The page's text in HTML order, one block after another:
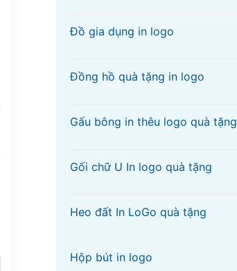
Đồ gia dụng in logo
Đồng hồ quà tặng in logo
Gấu bông in thêu logo quà tặng
Gối chữ U In logo quà tặng
Heo đất In LoGo quà tặng
Hộp bút in logo